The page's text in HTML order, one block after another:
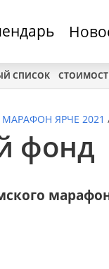
СПИСОК
ЯРЧЕ 2021
фонд